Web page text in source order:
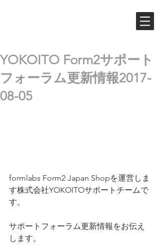
YOKOITO Form2サポート
フォーラム更新情報2017-
08-05
formlabs Form2 Japan Shopを運営しま
す株式会社YOKOITOサポートチームで
す。
サポートフォーラム更新情報をお伝え
します。